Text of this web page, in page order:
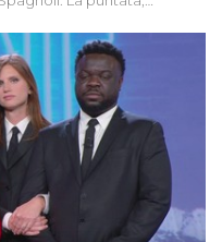
dei sospetti
anni hanno invaso
e immaginario collettivo.